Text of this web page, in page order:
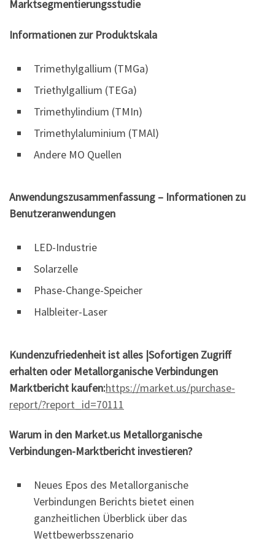
Marktsegmentierungsstudie
Informationen zur Produktskala
Trimethylgallium (TMGa)
Triethylgallium (TEGa)
Trimethylindium (TMIn)
Trimethylaluminium (TMAl)
Andere MO Quellen
Anwendungszusammenfassung – Informationen zu
Benutzeranwendungen
LED-Industrie
Solarzelle
Phase-Change-Speicher
Halbleiter-Laser
Kundenzufriedenheit ist alles |Sofortigen Zugriff
erhalten oder Metallorganische Verbindungen
Marktbericht kaufen:https://market.us/purchase-
report/?report_id=70111
Warum in den Market.us Metallorganische
Verbindungen-Marktbericht investieren?
Neues Epos des Metallorganische
Verbindungen Berichts bietet einen
ganzheitlichen Überblick über das
Wettbewerbsszenario